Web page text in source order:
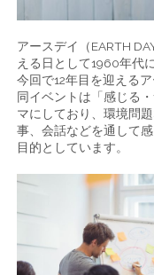
アースデイ（EARTH
える日として1960年代
今回で12年目を迎えるア
同イベントは「感じる
マにしており、環境問
事、会話などを通して
目的としています。